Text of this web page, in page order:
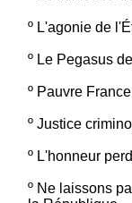
º L'agonie de
º Le Pegasus
º Pauvre
º Justice
º L'honneur
º Ne laissons